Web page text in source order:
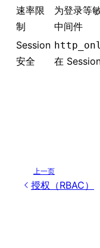
速率限
制
为登录等
中间件
Session
安全
在
上一页
授权（RBAC）